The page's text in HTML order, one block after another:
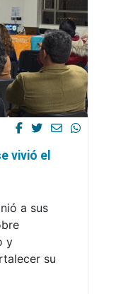
vivió el
a sus
y
su